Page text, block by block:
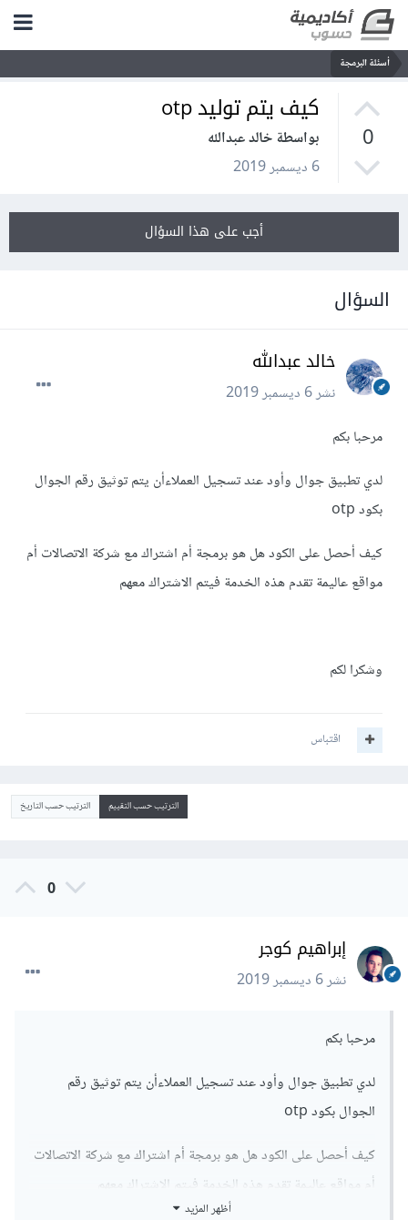
أسئلة البرمجة
0
كيف يتم توليد otp
بواسطة خالد عبدالله
6 ديسمبر 2019
أجب على هذا السؤال
السؤال
خالد عبدالله
نشر6 ديسمبر 2019
مرحبا بكم
لدي تطبيق جوال وأود عند تسجيل العملاءأن يتم توثيق رقم الجوال
بكود otp
كيف أحصل على الكود هل هو برمجة أم اشتراك مع شركة الاتصالات أم
مواقع عاليمة تقدم هذه الخدمة فيتم الاشتراك معهم
وشكرا لكم
اقتباس
الترتيب حسب التقييم الترتيب حسب التاريخ
0
إبراهيم كوجر
نشر6 ديسمبر 2019
مرحبا بكم
لدي تطبيق جوال وأود عند تسجيل العملاءأن يتم توثيق رقم
الجوال بكود otp
كيف أحصل على الكود هل هو برمجة أم اشتراك مع شركة الاتصالات
أم مواقع عاليمة تقدم هذه الخدمة فيتم الاشتراك معهم
أظهر المزيد